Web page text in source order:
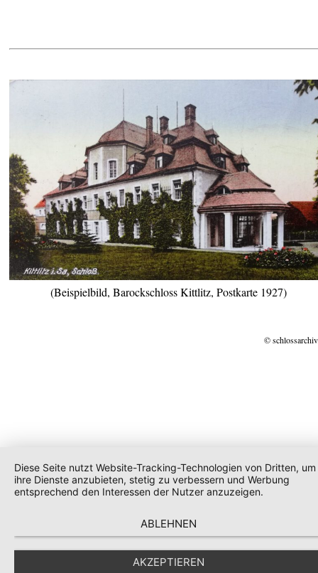
(Beispielbild, Barockschloss Kittlitz, Postkarte 1927)
©
Diese Seite nutzt Website-Tracking-Technologien von Dritten, um
ihre Dienste anzubieten, stetig zu verbessern und Werbung
entsprechend den Interessen der Nutzer anzuzeigen.
ABLEHNEN
AKZEPTIEREN